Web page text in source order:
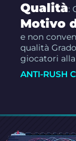
Qualità:
Motivo
e non
qualità
giocatori alla
ANTI-RUSH